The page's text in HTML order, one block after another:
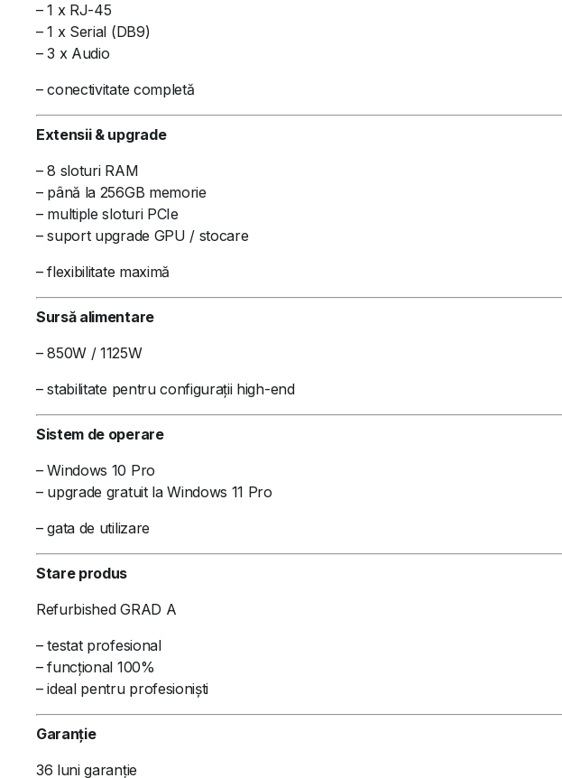
– 1 x RJ-45
– 1 x Serial (DB9)
– 3 x Audio
– conectivitate completă
Extensii & upgrade
– 8 sloturi RAM
– până la 256GB memorie
– multiple sloturi PCIe
– suport upgrade GPU / stocare
– flexibilitate maximă
Sursă alimentare
– 850W / 1125W
– stabilitate pentru configurații high-end
Sistem de operare
– Windows 10 Pro
– upgrade gratuit la Windows 11 Pro
– gata de utilizare
Stare produs
Refurbished GRAD A
– testat profesional
– funcțional 100%
– ideal pentru profesioniști
Garanție
36 luni garanție